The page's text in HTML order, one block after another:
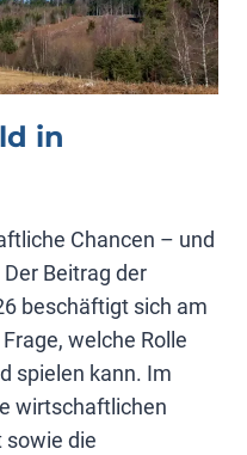
in
Chancen – und
Beitrag der
beschäftigt sich am
welche Rolle
spielen kann. Im
wirtschaftlichen
sowie die